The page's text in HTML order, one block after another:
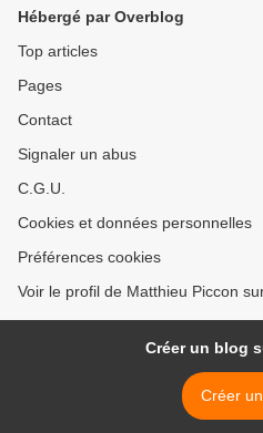
Hébergé par Overblog
Top articles
Pages
Contact
Signaler un abus
C.G.U.
Cookies et données personnelles
Préférences cookies
Voir le profil de Matthieu Piccon
Créer un blog
Créer